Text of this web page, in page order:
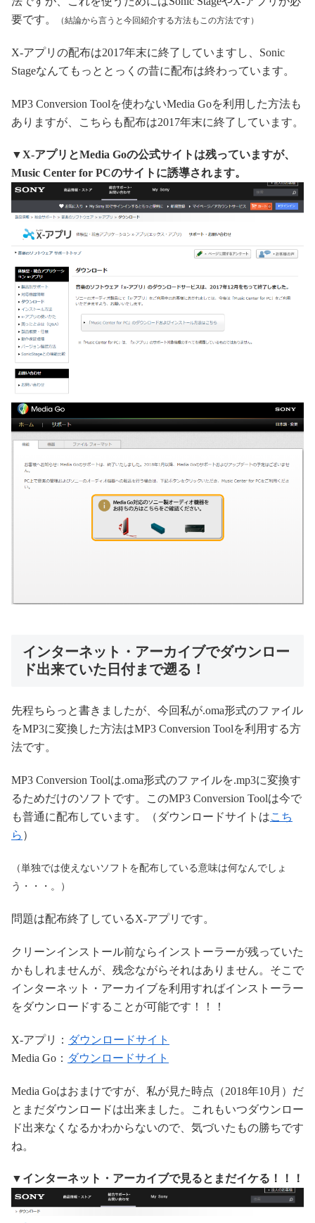
要です。
（結論から言うと今回紹介する方法もこの方法です）
X-アプリの配布は2017年末に終了していますし、Sonic
Stageなんてもっととっくの昔に配布は終わっています。
MP3 Conversion Toolを使わないMedia Goを利用した方法も
ありますが、こちらも配布は2017年末に終了しています。
▼X-アプリとMedia Goの公式サイトは残っていますが、
Music Center for PCのサイトに誘導されます。
インターネット・アーカイブでダウンロー
ド出来ていた日付まで遡る！
先程ちらっと書きましたが、今回私が.oma形式のファイル
をMP3に変換した方法はMP3 Conversion Toolを利用する方
法です。
MP3 Conversion Toolは.oma形式のファイルを.mp3に変換す
るためだけのソフトです。このMP3 Conversion Toolは今で
も普通に配布しています。（ダウンロードサイトはこち
ら ）
（単独では使えないソフトを配布している意味は何なんでしょ
う・・・。）
問題は配布終了しているX-アプリです。
クリーンインストール前ならインストーラーが残っていた
かもしれませんが、残念ながらそれはありません。そこで
インターネット・アーカイブを利用すればインストーラー
をダウンロードすることが可能です！！！
X-アプリ： ダウンロードサイト
Media Go： ダウンロードサイト
Media Goはおまけですが、私が見た時点（2018年10月）だ
とまだダウンロードは出来ました。これもいつダウンロー
ド出来なくなるかわからないので、気づいたもの勝ちです
ね。
▼インターネット・アーカイブで見るとまだイケる！！！